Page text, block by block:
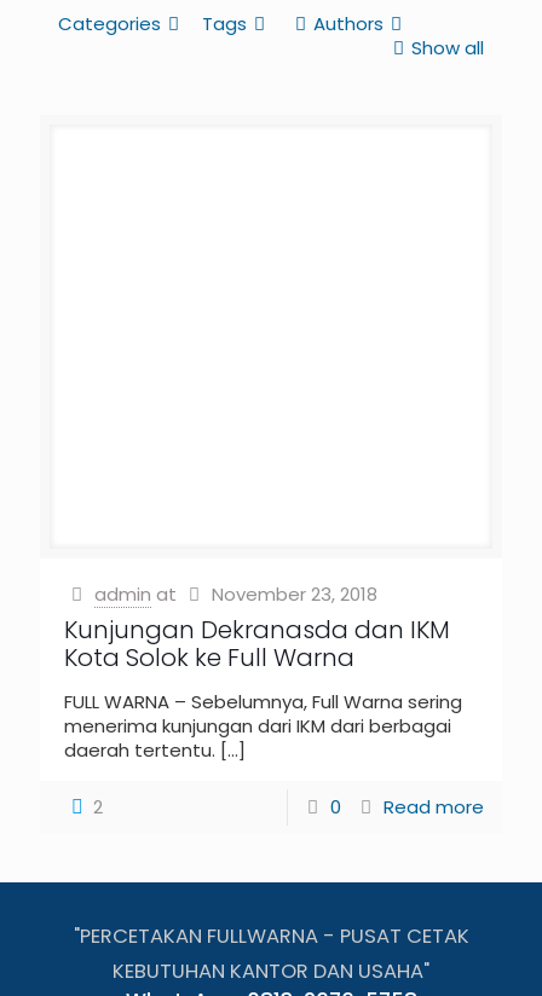
Categories Tags
Authors
Show all
admin at November 23, 2018
Kunjungan Dekranasda dan IKM
Kota Solok ke Full Warna
FULL WARNA – Sebelumnya, Full Warna sering
menerima kunjungan dari IKM dari berbagai
daerah tertentu. […]
2 0 Read more
"PERCETAKAN FULLWARNA - PUSAT CETAK
KEBUTUHAN KANTOR DAN USAHA"